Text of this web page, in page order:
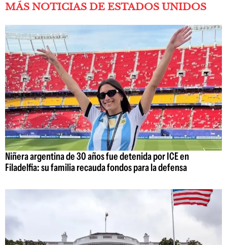
MÁS NOTICIAS DE ESTADOS UNIDOS
Niñera argentina de 30 años fue detenida por ICE en
Filadelfia: su familia recauda fondos para la defensa